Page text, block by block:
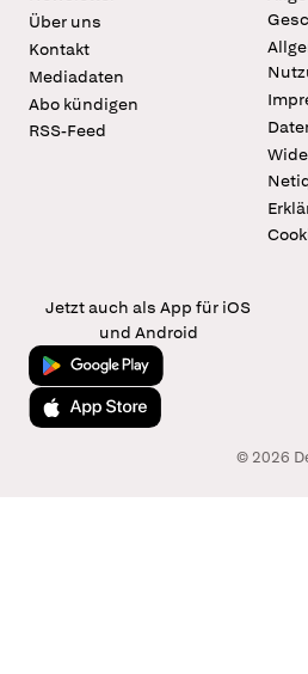
Über uns
Kontakt
Mediadaten
Abo kündigen
RSS-Feed
Jetzt auch als App für iOS
und Android
Jetzt bei Google Play
Laden im App Store
© 2026